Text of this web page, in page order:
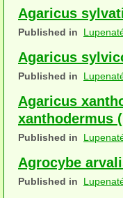
Houby (Fotogalerie)
Apothecia
na dřevě
mykorhizni
terestrické saprotrofní
fungikolní
Agaricus
Published in
Agaricus
Published in
Agaricus
xanthodermus
Published in
Agrocybe
Published in